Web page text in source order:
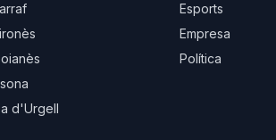
d'Urgell
Esports
Empresa
Política